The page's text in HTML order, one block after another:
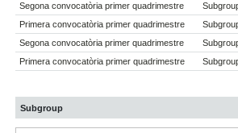
Segona convocatòria primer quadrimestre
Primera convocatòria primer quadrimestre
Segona convocatòria primer quadrimestre
Primera convocatòria primer quadrimestre
Subgroup